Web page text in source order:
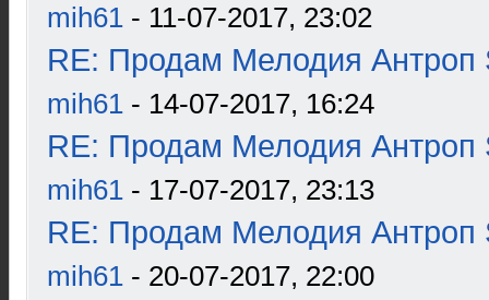
mih61 - 11-07-2017, 23:02
RE: Продам Мелодия Антроп
mih61 - 14-07-2017, 16:24
RE: Продам Мелодия Антроп
mih61 - 17-07-2017, 23:13
RE: Продам Мелодия Антроп
mih61 - 20-07-2017, 22:00